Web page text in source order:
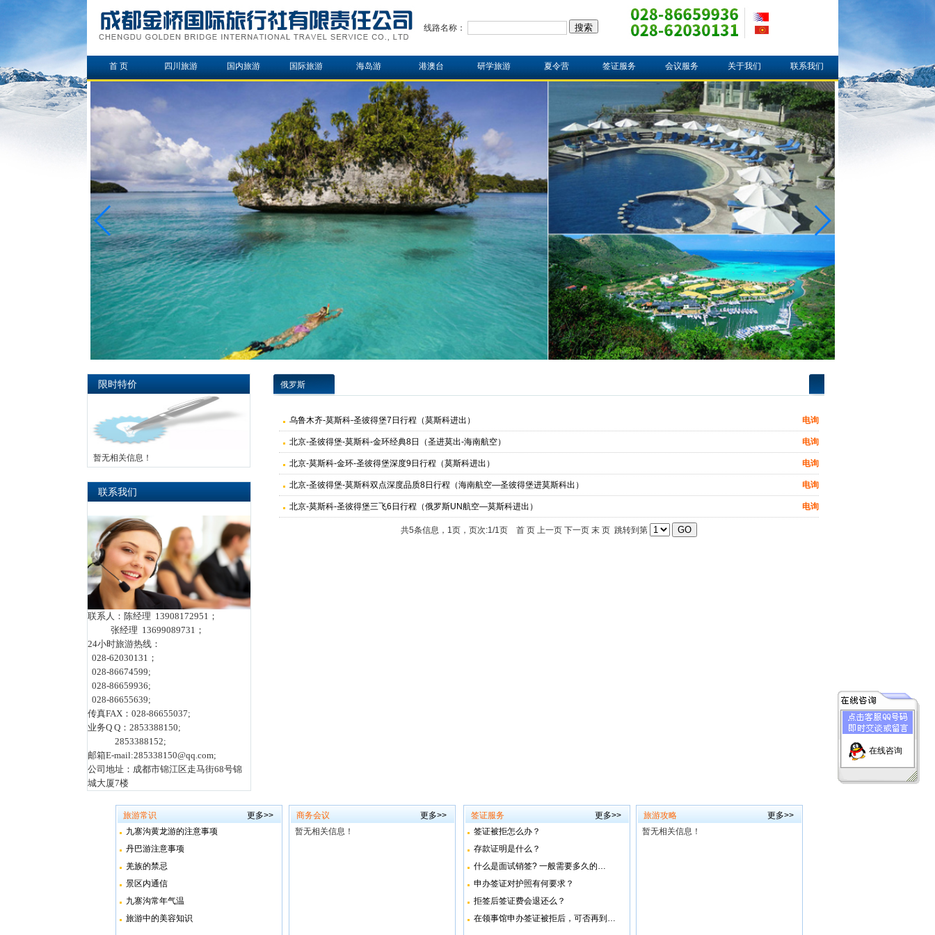
线路名称：
首 页 四川旅游 国内旅游 国际旅游 海岛游 港澳台 研学旅游 夏令营 签证服务 会议服务 关于我们 联系我们
限时特价
暂无相关信息！
联系我们
联系人：陈经理 13908172951；
张经理 13699089731；
24小时旅游热线：
028-62030131；
028-86674599;
028-86659936;
028-86655639;
传真FAX：028-86655037;
业务Q Q：2853388150;
2853388152;
邮箱E-mail:285338150@qq.com;
公司地址：成都市锦江区走马街68号锦
城大厦7楼
俄罗斯
乌鲁木齐-莫斯科-圣彼得堡7日行程（莫斯科进出） 电询
北京-圣彼得堡-莫斯科-金环经典8日（圣进莫出-海南航空） 电询
北京-莫斯科-金环-圣彼得堡深度9日行程（莫斯科进出） 电询
北京-圣彼得堡-莫斯科双点深度品质8日行程（海南航空—圣彼得堡进莫斯科出） 电询
北京-莫斯科-圣彼得堡三飞6日行程（俄罗斯UN航空—莫斯科进出） 电询
共5条信息，1页，页次:1/1页 首 页 上一页 下一页 末 页 跳转到第
旅游常识
更多>>
九寨沟黄龙游的注意事项
丹巴游注意事项
羌族的禁忌
景区内通信
九寨沟常年气温
旅游中的美容知识
商务会议
更多>>
暂无相关信息！
签证服务
更多>>
签证被拒怎么办？
存款证明是什么？
什么是面试销签? 一般需要多久的…
申办签证对护照有何要求？
拒签后签证费会退还么？
在领事馆申办签证被拒后，可否再到…
旅游攻略
更多>>
暂无相关信息！
在线咨询